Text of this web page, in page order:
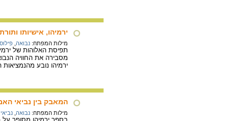
ירמיהו, אישיותו
מילות המפתח: נבואה
תפיסת האלוהות של
מסבירה את החוויה
ירמיהו נובע מהנמציאות
המאבק בין נביאי
מילות המפתח: נבואה